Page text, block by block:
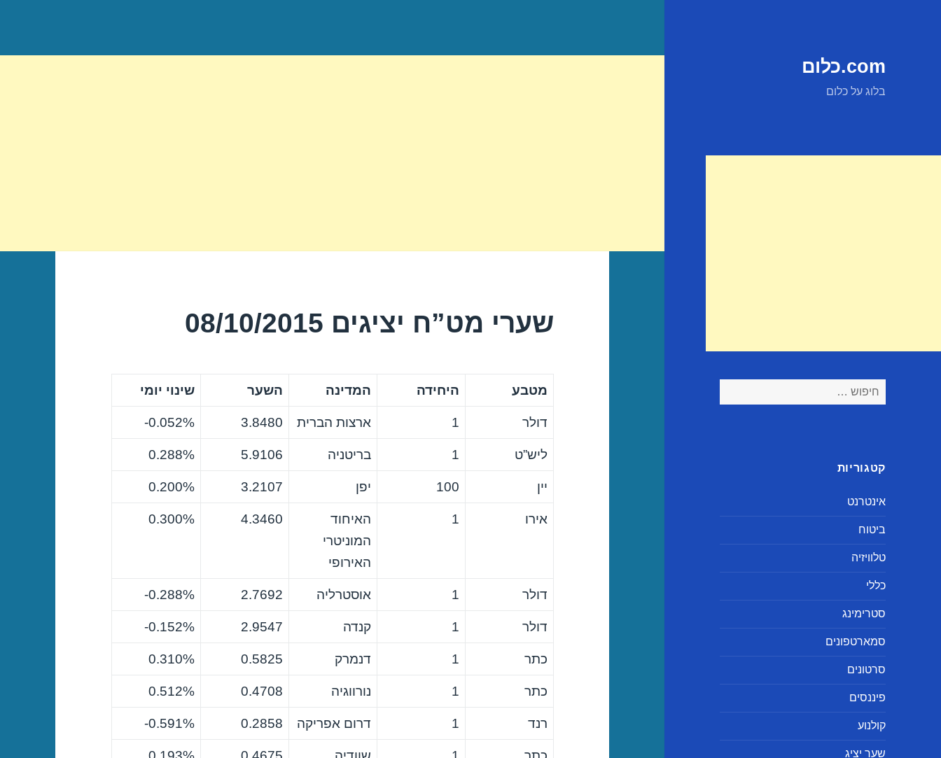
com.כלום
בלוג על כלום
חיפוש:
קטגוריות
אינטרנט
ביטוח
טלוויזיה
כללי
סטרימינג
סמארטפונים
סרטונים
פיננסים
קולנוע
שער יציג
שערי מט”ח יציגים 08/10/2015
מטבע היחידה המדינה השער שינוי יומי
דולר 1 ארצות הברית 3.8480
0.052%-
ליש”ט 1 בריטניה 5.9106
0.288%
יין 100 יפן 3.2107
0.200%
אירו 1
האיחוד
המוניטרי
האירופי
4.3460
0.300%
דולר 1 אוסטרליה 2.7692
0.288%-
דולר 1 קנדה 2.9547
0.152%-
כתר 1 דנמרק 0.5825
0.310%
כתר 1 נורווגיה 0.4708
0.512%
רנד 1 דרום אפריקה 0.2858
0.591%-